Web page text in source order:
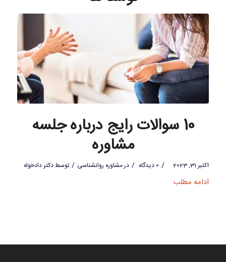
10 سوالات رایج درباره جلسه
مشاوره
اکتبر 31, 2023 / 0 دیدگاه / درمشاوره روانشناسی / توسطدکتر دادخواه
ادامه مطلب